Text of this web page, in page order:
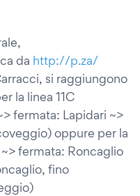
da http://p.za/
si raggiungono
la linea 11C
fermata: Lapidari ~>
oppure per la
fermata: Roncaglio
fino